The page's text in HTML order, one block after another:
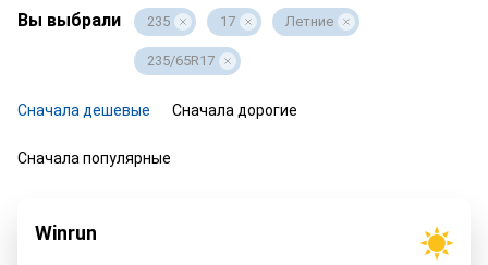
Вы выбрали 235 17 Летние
235/65R17
Сначала дешевые Сначала дорогие
Сначала популярные
Winrun